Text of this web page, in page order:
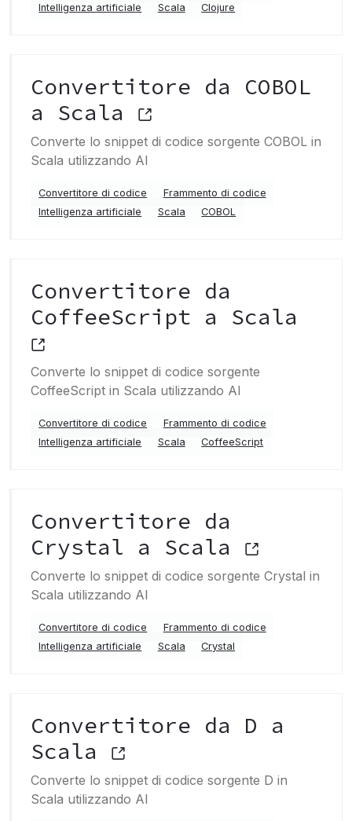
Intelligenza artificiale Scala Clojure
Convertitore da COBOL
a Scala
Converte lo snippet di codice sorgente COBOL in
Scala utilizzando AI
Convertitore di codice
Frammento di codice
Intelligenza artificiale
Scala COBOL
Convertitore da
CoffeeScript a Scala
Converte lo snippet di codice sorgente
CoffeeScript in Scala utilizzando AI
Convertitore di codice
Frammento di codice
Intelligenza artificiale
Scala CoffeeScript
Convertitore da
Crystal a Scala
Converte lo snippet di codice sorgente Crystal in
Scala utilizzando AI
Convertitore di codice
Frammento di codice
Intelligenza artificiale
Scala Crystal
Convertitore da D a
Scala
Converte lo snippet di codice sorgente D in
Scala utilizzando AI